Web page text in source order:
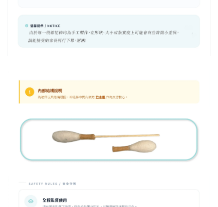
現貨｜德國
｜貓草纈草根玩具
｜毛毛雪貂
- +
德國 Aumüller 奧咪樂
天蓼+纈草根 三效貓草
玩具
- +